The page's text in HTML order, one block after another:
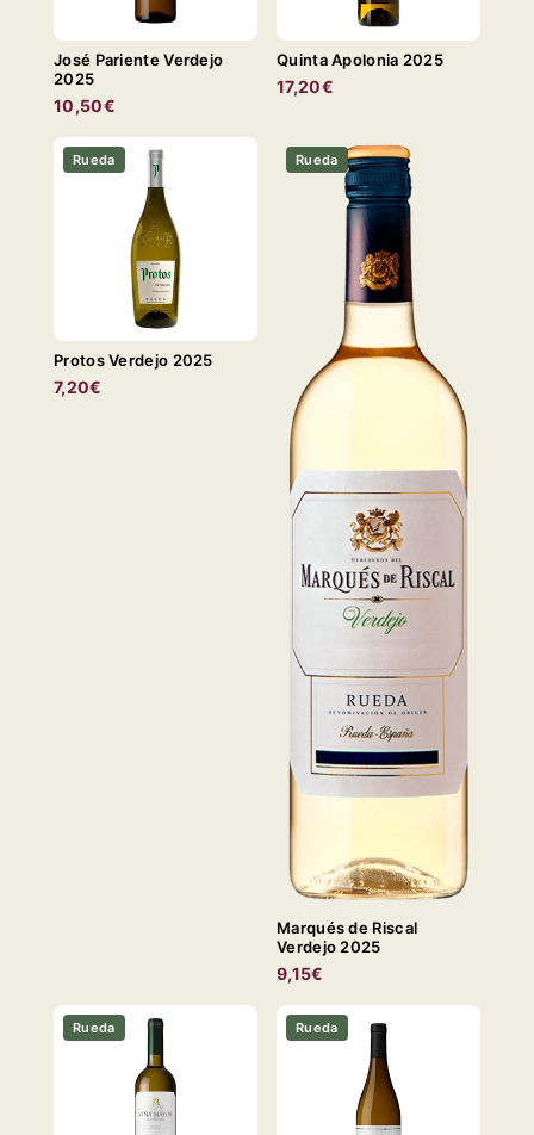
José Pariente Verdejo
2025
10,50€
Quinta Apolonia 2025
17,20€
Rueda
Protos Verdejo 2025
7,20€
Rueda
Marqués de Riscal
Verdejo 2025
9,15€
Rueda Rueda